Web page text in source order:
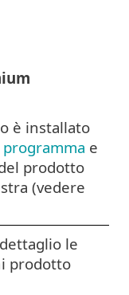
è installato
e
prodotto
(vedere
le
prodotto